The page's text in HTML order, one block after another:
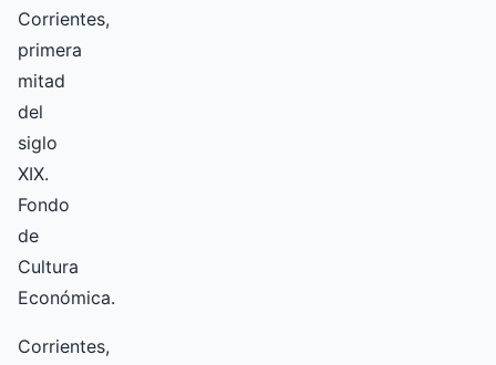
Corrientes,
primera
mitad
del
siglo
XIX.
Fondo
de
Cultura
Económica.
Corrientes,